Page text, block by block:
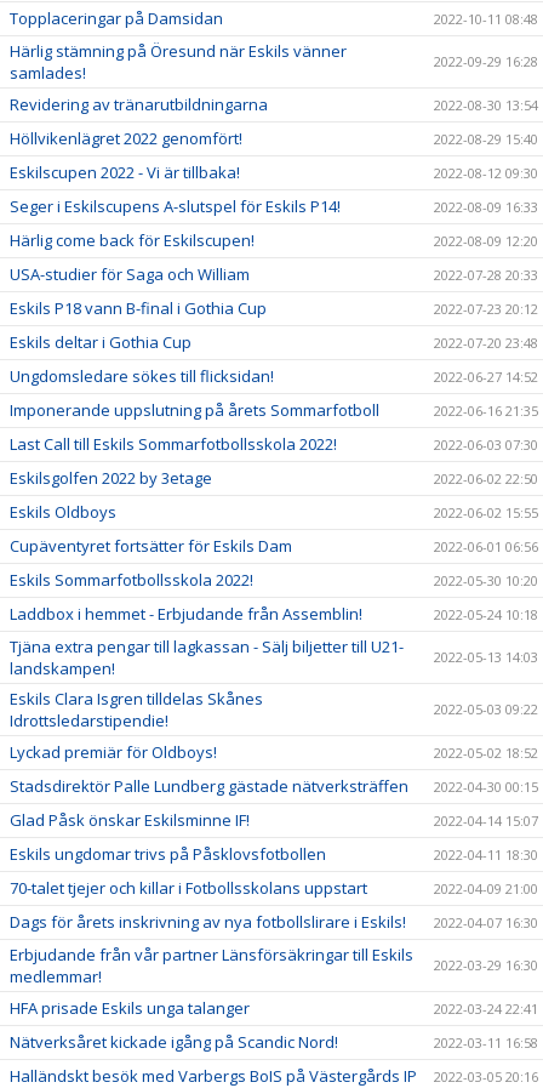
Topplaceringar på Damsidan 2022-10-11 08:48
Härlig stämning på Öresund när Eskils vänner
samlades!
2022-09-29 16:28
Revidering av tränarutbildningarna 2022-08-30 13:54
Höllvikenlägret 2022 genomfört! 2022-08-29 15:40
Eskilscupen 2022 - Vi är tillbaka! 2022-08-12 09:30
Seger i Eskilscupens A-slutspel för Eskils P14! 2022-08-09 16:33
Härlig come back för Eskilscupen! 2022-08-09 12:20
USA-studier för Saga och William 2022-07-28 20:33
Eskils P18 vann B-final i Gothia Cup 2022-07-23 20:12
Eskils deltar i Gothia Cup 2022-07-20 23:48
Ungdomsledare sökes till flicksidan! 2022-06-27 14:52
Imponerande uppslutning på årets Sommarfotboll 2022-06-16 21:35
Last Call till Eskils Sommarfotbollsskola 2022! 2022-06-03 07:30
Eskilsgolfen 2022 by 3etage 2022-06-02 22:50
Eskils Oldboys 2022-06-02 15:55
Cupäventyret fortsätter för Eskils Dam 2022-06-01 06:56
Eskils Sommarfotbollsskola 2022! 2022-05-30 10:20
Laddbox i hemmet - Erbjudande från Assemblin! 2022-05-24 10:18
Tjäna extra pengar till lagkassan - Sälj biljetter till U21-
landskampen!
2022-05-13 14:03
Eskils Clara Isgren tilldelas Skånes
Idrottsledarstipendie!
2022-05-03 09:22
Lyckad premiär för Oldboys! 2022-05-02 18:52
Stadsdirektör Palle Lundberg gästade nätverksträffen 2022-04-30 00:15
Glad Påsk önskar Eskilsminne IF! 2022-04-14 15:07
Eskils ungdomar trivs på Påsklovsfotbollen 2022-04-11 18:30
70-talet tjejer och killar i Fotbollsskolans uppstart 2022-04-09 21:00
Dags för årets inskrivning av nya fotbollslirare i Eskils! 2022-04-07 16:30
Erbjudande från vår partner Länsförsäkringar till Eskils
medlemmar!
2022-03-29 16:30
HFA prisade Eskils unga talanger 2022-03-24 22:41
Nätverksåret kickade igång på Scandic Nord! 2022-03-11 16:58
Halländskt besök med Varbergs BoIS på Västergårds IP 2022-03-05 20:16